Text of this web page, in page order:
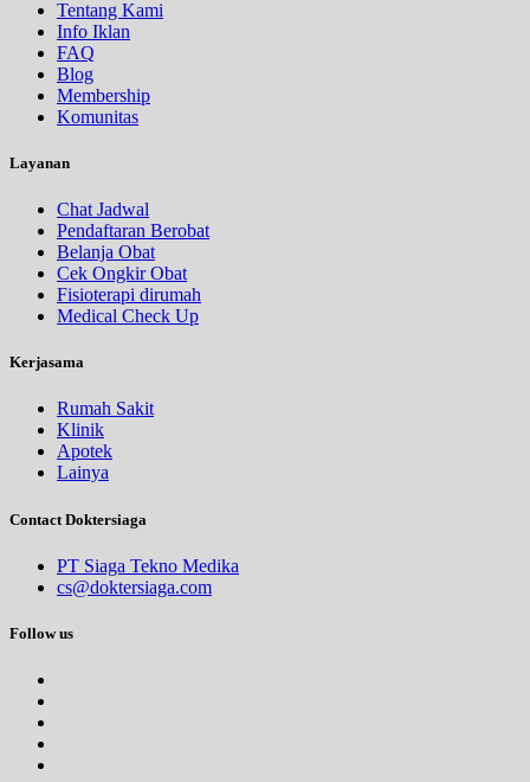
Tentang Kami
Info Iklan
FAQ
Blog
Membership
Komunitas
Layanan
Chat Jadwal
Pendaftaran Berobat
Belanja Obat
Cek Ongkir Obat
Fisioterapi dirumah
Medical Check Up
Kerjasama
Rumah Sakit
Klinik
Apotek
Lainya
Contact Doktersiaga
PT Siaga Tekno Medika
cs@doktersiaga.com
Follow us